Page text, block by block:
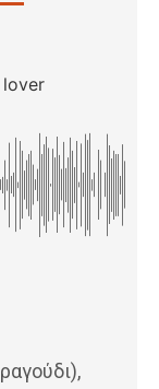
lover